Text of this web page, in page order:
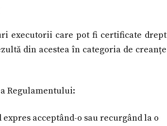
executorii care pot fi certificate drept
din acestea în categoria de creanțe
Regulamentului:
acceptând-o sau recurgând la o